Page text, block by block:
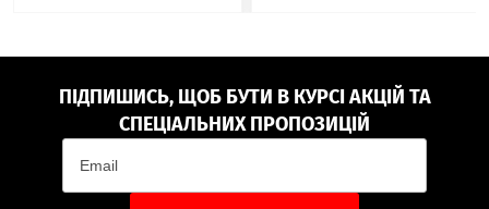
ПІДПИШИСЬ, ЩОБ БУТИ В КУРСІ АКЦІЙ ТА
СПЕЦІАЛЬНИХ ПРОПОЗИЦІЙ